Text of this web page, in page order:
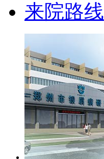
来院路线